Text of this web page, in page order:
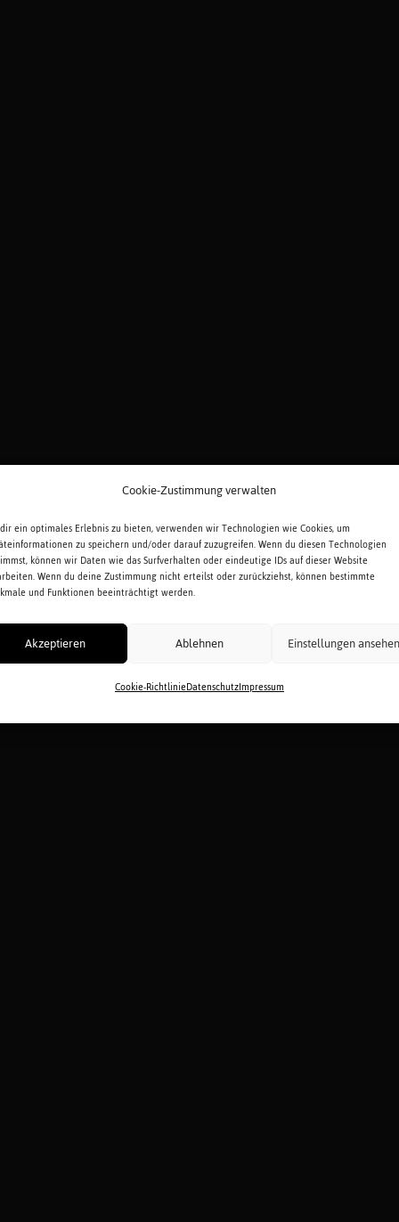
Cookie-Zustimmung verwalten
ein optimales Erlebnis zu bieten, verwenden wir Technologien wie Cookies, um
zu speichern und/oder darauf zuzugreifen. Wenn du diesen Technologien
können wir Daten wie das Surfverhalten oder eindeutige IDs auf dieser Website
Wenn du deine Zustimmung nicht erteilst oder zurückziehst, können bestimmte
und Funktionen beeinträchtigt werden.
Akzeptieren Ablehnen Einstellungen ansehen
Cookie-RichtlinieDatenschutzImpressum